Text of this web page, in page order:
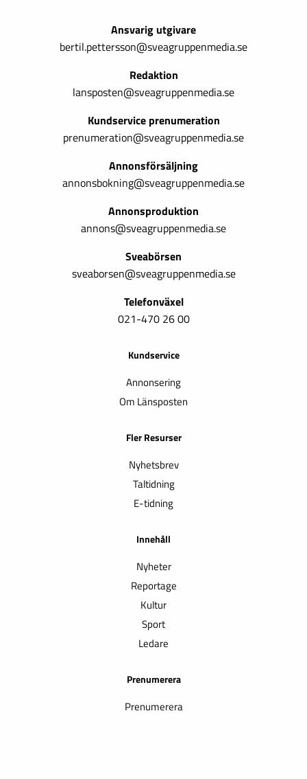
Ansvarig utgivare
bertil.pettersson@sveagruppenmedia.se
Redaktion
lansposten@sveagruppenmedia.se
Kundservice prenumeration
prenumeration@sveagruppenmedia.se
Annonsförsäljning
annonsbokning@sveagruppenmedia.se
Annonsproduktion
annons@sveagruppenmedia.se
Sveabörsen
sveaborsen@sveagruppenmedia.se
Telefonväxel
021-470 26 00
Kundservice
Annonsering
Om Länsposten
Fler Resurser
Nyhetsbrev
Taltidning
E-tidning
Innehåll
Nyheter
Reportage
Kultur
Sport
Ledare
Prenumerera
Prenumerera